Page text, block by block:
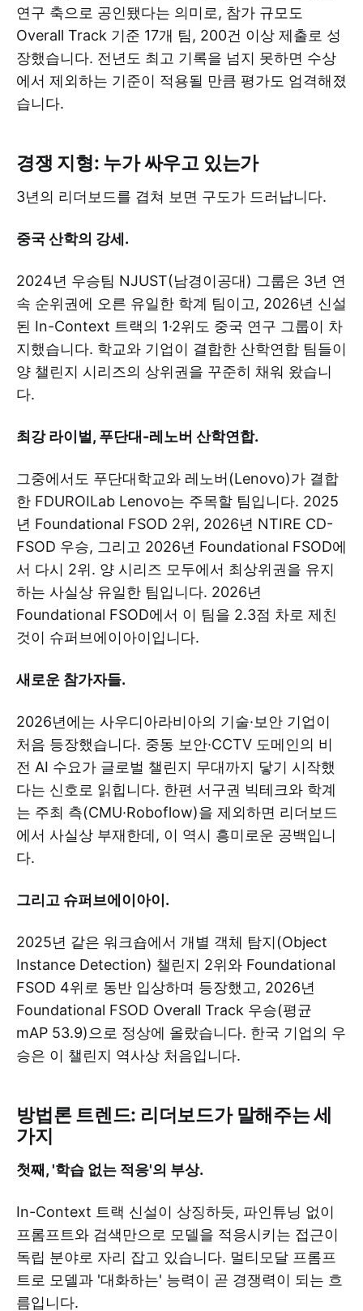
연구 축으로 공인됐다는 의미로, 참가 규모도
Overall Track 기준 17개 팀, 200건 이상 제출로 성
장했습니다. 전년도 최고 기록을 넘지 못하면 수상
에서 제외하는 기준이 적용될 만큼 평가도 엄격해졌
습니다.
경쟁 지형: 누가 싸우고 있는가
3년의 리더보드를 겹쳐 보면 구도가 드러납니다.
중국 산학의 강세.
2024년 우승팀 NJUST(남경이공대) 그룹은 3년 연
속 순위권에 오른 유일한 학계 팀이고, 2026년 신설
된 In-Context 트랙의 1·2위도 중국 연구 그룹이 차
지했습니다. 학교와 기업이 결합한 산학연합 팀들이
양 챌린지 시리즈의 상위권을 꾸준히 채워 왔습니
다.
최강 라이벌, 푸단대-레노버 산학연합.
그중에서도 푸단대학교와 레노버(Lenovo)가 결합
한 FDUROILab Lenovo는 주목할 팀입니다. 2025
년 Foundational FSOD 2위, 2026년 NTIRE CD-
FSOD 우승, 그리고 2026년 Foundational FSOD에
서 다시 2위. 양 시리즈 모두에서 최상위권을 유지
하는 사실상 유일한 팀입니다. 2026년
Foundational FSOD에서 이 팀을 2.3점 차로 제친
것이 슈퍼브에이아이입니다.
새로운 참가자들.
2026년에는 사우디아라비아의 기술·보안 기업이
처음 등장했습니다. 중동 보안·CCTV 도메인의 비
전 AI 수요가 글로벌 챌린지 무대까지 닿기 시작했
다는 신호로 읽힙니다. 한편 서구권 빅테크와 학계
는 주최 측(CMU·Roboflow)을 제외하면 리더보드
에서 사실상 부재한데, 이 역시 흥미로운 공백입니
다.
그리고 슈퍼브에이아이.
2025년 같은 워크숍에서 개별 객체 탐지(Object
Instance Detection) 챌린지 2위와 Foundational
FSOD 4위로 동반 입상하며 등장했고, 2026년
Foundational FSOD Overall Track 우승(평균
mAP 53.9)으로 정상에 올랐습니다. 한국 기업의 우
승은 이 챌린지 역사상 처음입니다.
방법론 트렌드: 리더보드가 말해주는 세
가지
첫째, '학습 없는 적응'의 부상.
In-Context 트랙 신설이 상징하듯, 파인튜닝 없이
프롬프트와 검색만으로 모델을 적응시키는 접근이
독립 분야로 자리 잡고 있습니다. 멀티모달 프롬프
트로 모델과 '대화하는' 능력이 곧 경쟁력이 되는 흐
름입니다.